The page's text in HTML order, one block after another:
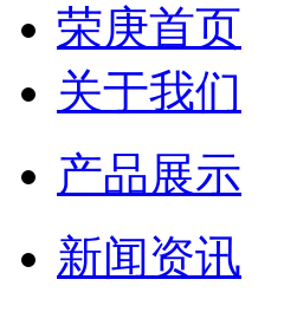
荣庚首页
关于我们
产品展示
新闻资讯